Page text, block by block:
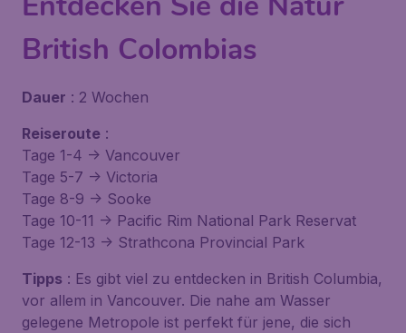
British Colombias
Dauer : 2 Wochen
Reiseroute :
Tage 1-4 -> Vancouver
Tage 5-7 -> Victoria
Tage 8-9 -> Sooke
Tage 10-11 -> Pacific Rim National Park Reservat
Tage 12-13 -> Strathcona Provincial Park
Tipps : Es gibt viel zu entdecken in British Columbia,
vor allem in Vancouver. Die nahe am Wasser
gelegene Metropole ist perfekt für jene, die sich